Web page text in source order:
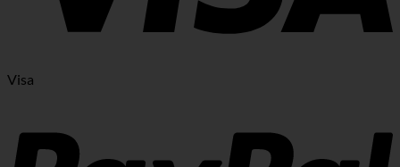
Visa